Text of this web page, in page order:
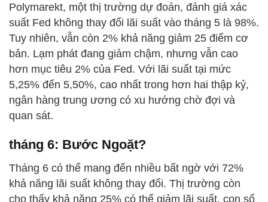
Polymarekt, một thị trường dự đoán, đánh giá xác
suất Fed không thay đổi lãi suất vào tháng 5 là 98%.
Tuy nhiên, vẫn còn 2% khả năng giảm 25 điểm cơ
bản. Lạm phát đang giảm chậm, nhưng vẫn cao
hơn mục tiêu 2% của Fed. Với lãi suất tại mức
5,25% đến 5,50%, cao nhất trong hơn hai thập kỷ,
ngân hàng trung ương có xu hướng chờ đợi và
quan sát.
tháng 6: Bước Ngoặt?
Tháng 6 có thể mang đến nhiều bất ngờ với 72%
khả năng lãi suất không thay đổi. Thị trường còn
cho thấy khả năng 25% có thể giảm lãi suất, con số